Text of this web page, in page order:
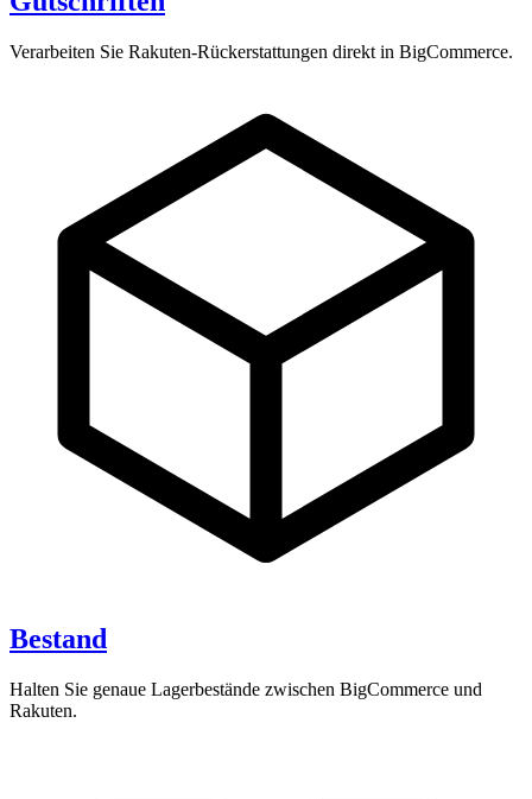
Verarbeiten Sie Rakuten-Rückerstattungen direkt in BigCommerce.
Bestand
Halten Sie genaue Lagerbestände zwischen BigCommerce und
Rakuten.